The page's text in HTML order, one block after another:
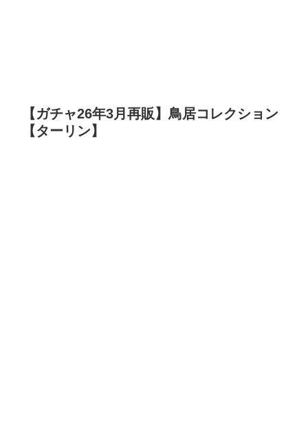
【ガチャ26年3月再販】鳥居コレクション
【ターリン】